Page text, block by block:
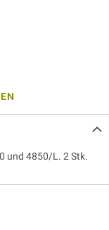
und 4850/L. 2 Stk.